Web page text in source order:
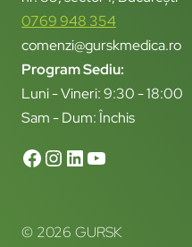
0769 948 354
comenzi@gurskmedica.ro
Program Sediu:
Luni - Vineri: 9:30 - 18:00
Sam - Dum: Închis
© 2026 GURSK